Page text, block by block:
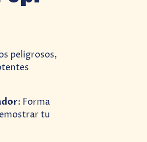
peligrosos,
: Forma
tu